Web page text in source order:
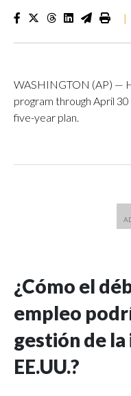
|
WASHINGTON (AP) —
program through April
five-year plan.
¿Cómo el
empleo
gestión de
EE.UU.?